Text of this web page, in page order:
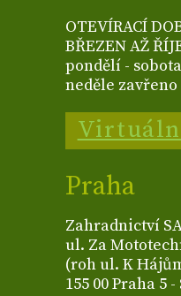
OTEVÍRACÍ
BŘEZEN AŽ
pondělí -
neděle zavřeno
Praha
Zahradnictví
ul. Za
(roh ul. K
155 00 Praha 5